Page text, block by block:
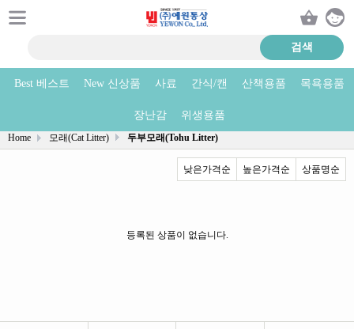
Best 베스트 New 신상품 사료 간식/캔 산책용품 목욕용품
장난감 위생용품
두부모래(Tohu Litter) 상품리스트
Home 모래(Cat Litter) 두부모래(Tohu Litter)
낮은가격순 높은가격순 상품명순
등록된 상품이 없습니다.